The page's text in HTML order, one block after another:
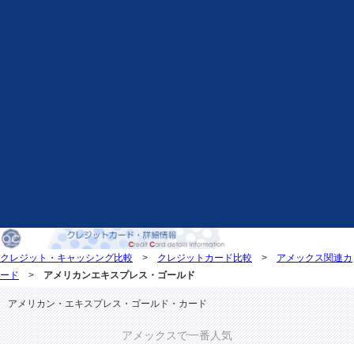
クレジット・キャッシング比較 > クレジットカード比較 > アメックス関連カ
ード > アメリカンエキスプレス・ゴールド
アメリカン・エキスプレス・ゴールド・カード
アメックスで一番人気